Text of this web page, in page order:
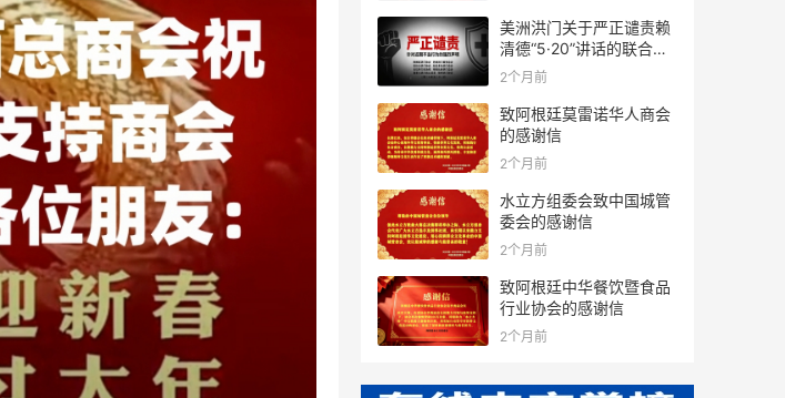
美洲洪门关于严正谴责赖
清德“5·20”讲话的联合声
明
2个月前
致阿根廷莫雷诺华人商会
的感谢信
2个月前
水立方组委会致中国城管
委会的感谢信
2个月前
致阿根廷中华餐饮暨食品
行业协会的感谢信
2个月前